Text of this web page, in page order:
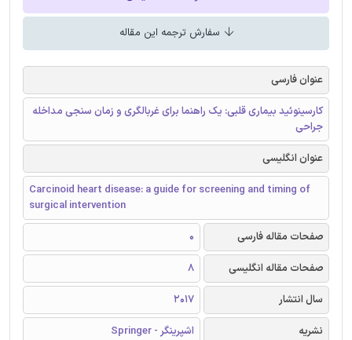
سفارش ترجمه این مقاله
عنوان فارسی
کارسینوئید بیماری قلبی: یک راهنما برای غربالگری و زمان سنجی مداخله
جراحی
عنوان انگلیسی
Carcinoid heart disease: a guide for screening and timing of
surgical intervention
صفحات مقاله فارسی
0
صفحات مقاله انگلیسی
8
سال انتشار
2017
نشریه
اشپرینگر - Springer